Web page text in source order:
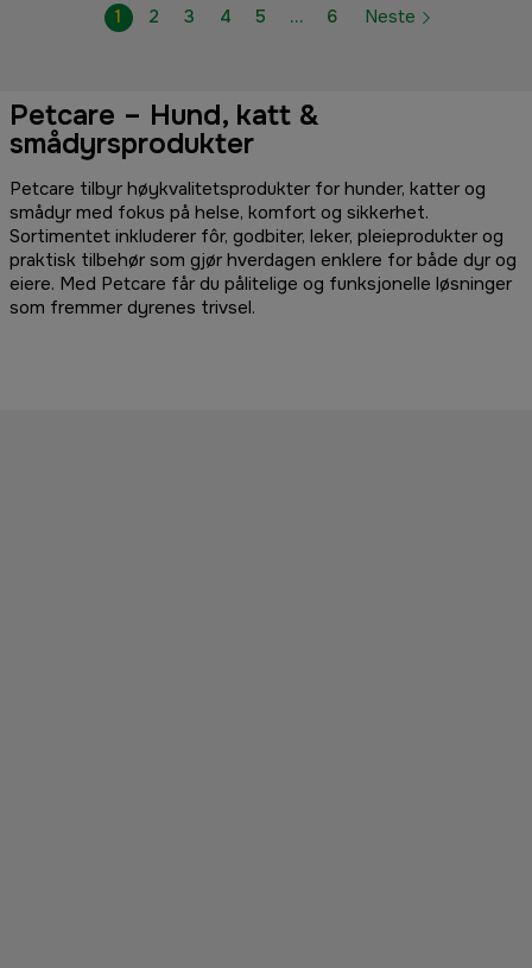
1
2 3 4 5 … 6 Neste
Petcare – Hund, katt &
smådyrsprodukter
Petcare tilbyr høykvalitetsprodukter for hunder, katter og
smådyr med fokus på helse, komfort og sikkerhet.
Sortimentet inkluderer fôr, godbiter, leker, pleieprodukter og
praktisk tilbehør som gjør hverdagen enklere for både dyr og
eiere. Med Petcare får du pålitelige og funksjonelle løsninger
som fremmer dyrenes trivsel.